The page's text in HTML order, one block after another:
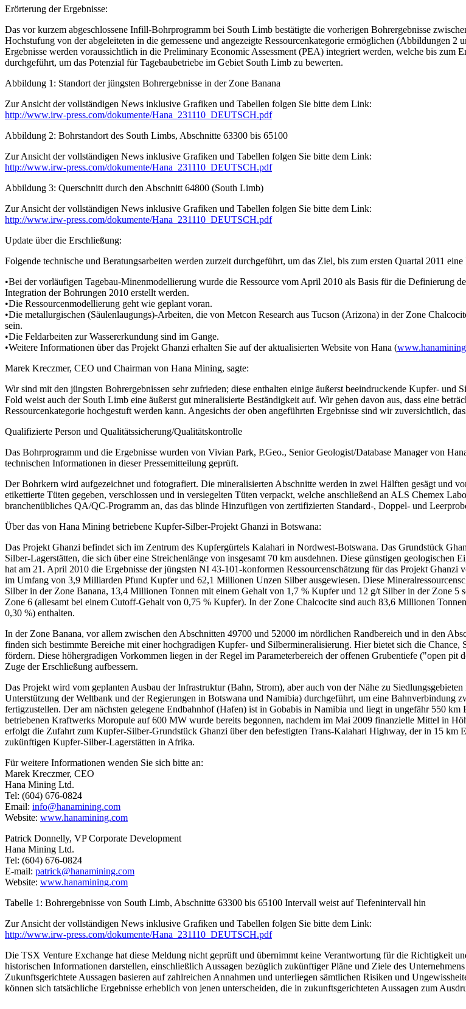
Erörterung der Ergebnisse:
Das vor kurzem abgeschlossene Infill-Bohrprogramm bei South Limb bestätigte die vorherigen Bohrergebnisse
Hochstufung von der abgeleiteten in die gemessene und angezeigte Ressourcenkategorie ermöglichen (Abbildungen
Ergebnisse werden voraussichtlich in die Preliminary Economic Assessment (PEA) integriert werden, welche bis zum
durchgeführt, um das Potenzial für Tagebaubetriebe im Gebiet South Limb zu bewerten.
Abbildung 1: Standort der jüngsten Bohrergebnisse in der Zone Banana
Zur Ansicht der vollständigen News inklusive Grafiken und Tabellen folgen Sie bitte dem Link:
http://www.irw-press.com/dokumente/Hana_231110_DEUTSCH.pdf
Abbildung 2: Bohrstandort des South Limbs, Abschnitte 63300 bis 65100
Zur Ansicht der vollständigen News inklusive Grafiken und Tabellen folgen Sie bitte dem Link:
http://www.irw-press.com/dokumente/Hana_231110_DEUTSCH.pdf
Abbildung 3: Querschnitt durch den Abschnitt 64800 (South Limb)
Zur Ansicht der vollständigen News inklusive Grafiken und Tabellen folgen Sie bitte dem Link:
http://www.irw-press.com/dokumente/Hana_231110_DEUTSCH.pdf
Update über die Erschließung:
Folgende technische und Beratungsarbeiten werden zurzeit durchgeführt, um das Ziel, bis zum ersten Quartal 2011
•Bei der vorläufigen Tagebau-Minenmodellierung wurde die Ressource vom April 2010 als Basis für die Definierung
Integration der Bohrungen 2010 erstellt werden.
•Die Ressourcenmodellierung geht wie geplant voran.
•Die metallurgischen (Säulenlaugungs)-Arbeiten, die von Metcon Research aus Tucson (Arizona) in der Zone
sein.
•Die Feldarbeiten zur Wassererkundung sind im Gange.
•Weitere Informationen über das Projekt Ghanzi erhalten Sie auf der aktualisierten Website von Hana (
Marek Kreczmer, CEO und Chairman von Hana Mining, sagte:
Wir sind mit den jüngsten Bohrergebnissen sehr zufrieden; diese enthalten einige äußerst beeindruckende Kupfer-
Fold weist auch der South Limb eine äußerst gut mineralisierte Beständigkeit auf. Wir gehen davon aus, dass eine
Ressourcenkategorie hochgestuft werden kann. Angesichts der oben angeführten Ergebnisse sind wir zuversichtlich,
Qualifizierte Person und Qualitätssicherung/Qualitätskontrolle
Das Bohrprogramm und die Ergebnisse wurden von Vivian Park, P.Geo., Senior Geologist/Database Manager von
technischen Informationen in dieser Pressemitteilung geprüft.
Der Bohrkern wird aufgezeichnet und fotografiert. Die mineralisierten Abschnitte werden in zwei Hälften gesägt und
etikettierte Tüten gegeben, verschlossen und in versiegelten Tüten verpackt, welche anschließend an ALS Chemex
branchenübliches QA/QC-Programm an, das das blinde Hinzufügen von zertifizierten Standard-, Doppel- und
Über das von Hana Mining betriebene Kupfer-Silber-Projekt Ghanzi in Botswana:
Das Projekt Ghanzi befindet sich im Zentrum des Kupfergürtels Kalahari in Nordwest-Botswana. Das Grundstück
Silber-Lagerstätten, die sich über eine Streichenlänge von insgesamt 70 km ausdehnen. Diese günstigen
hat am 21. April 2010 die Ergebnisse der jüngsten NI 43-101-konformen Ressourcenschätzung für das Projekt
im Umfang von 3,9 Milliarden Pfund Kupfer und 62,1 Millionen Unzen Silber ausgewiesen. Diese
Silber in der Zone Banana, 13,4 Millionen Tonnen mit einem Gehalt von 1,7 % Kupfer und 12 g/t Silber in der Zone
Zone 6 (allesamt bei einem Cutoff-Gehalt von 0,75 % Kupfer). In der Zone Chalcocite sind auch 83,6 Millionen
0,30 %) enthalten.
In der Zone Banana, vor allem zwischen den Abschnitten 49700 und 52000 im nördlichen Randbereich und in den
finden sich bestimmte Bereiche mit einer hochgradigen Kupfer- und Silbermineralisierung. Hier bietet sich die Chance,
fördern. Diese höhergradigen Vorkommen liegen in der Regel im Parameterbereich der offenen Grubentiefe ("open pit
Zuge der Erschließung aufbessern.
Das Projekt wird vom geplanten Ausbau der Infrastruktur (Bahn, Strom), aber auch von der Nähe zu
Unterstützung der Weltbank und der Regierungen in Botswana und Namibia) durchgeführt, um eine Bahnverbindung
fertigzustellen. Der am nächsten gelegene Endbahnhof (Hafen) ist in Gobabis in Namibia und liegt in ungefähr 550
betriebenen Kraftwerks Moropule auf 600 MW wurde bereits begonnen, nachdem im Mai 2009 finanzielle Mittel in
erfolgt die Zufahrt zum Kupfer-Silber-Grundstück Ghanzi über den befestigten Trans-Kalahari Highway, der in 15
zukünftigen Kupfer-Silber-Lagerstätten in Afrika.
Für weitere Informationen wenden Sie sich bitte an:
Marek Kreczmer, CEO
Hana Mining Ltd.
Tel: (604) 676-0824
Email: info@hanamining.com
Website: www.hanamining.com
Patrick Donnelly, VP Corporate Development
Hana Mining Ltd.
Tel: (604) 676-0824
E-mail: patrick@hanamining.com
Website: www.hanamining.com
Tabelle 1: Bohrergebnisse von South Limb, Abschnitte 63300 bis 65100 Intervall weist auf Tiefenintervall hin
Zur Ansicht der vollständigen News inklusive Grafiken und Tabellen folgen Sie bitte dem Link:
http://www.irw-press.com/dokumente/Hana_231110_DEUTSCH.pdf
Die TSX Venture Exchange hat diese Meldung nicht geprüft und übernimmt keine Verantwortung für die Richtigkeit
historischen Informationen darstellen, einschließlich Aussagen bezüglich zukünftiger Pläne und Ziele des
Zukunftsgerichtete Aussagen basieren auf zahlreichen Annahmen und unterliegen sämtlichen Risiken und
können sich tatsächliche Ergebnisse erheblich von jenen unterscheiden, die in zukunftsgerichteten Aussagen zum